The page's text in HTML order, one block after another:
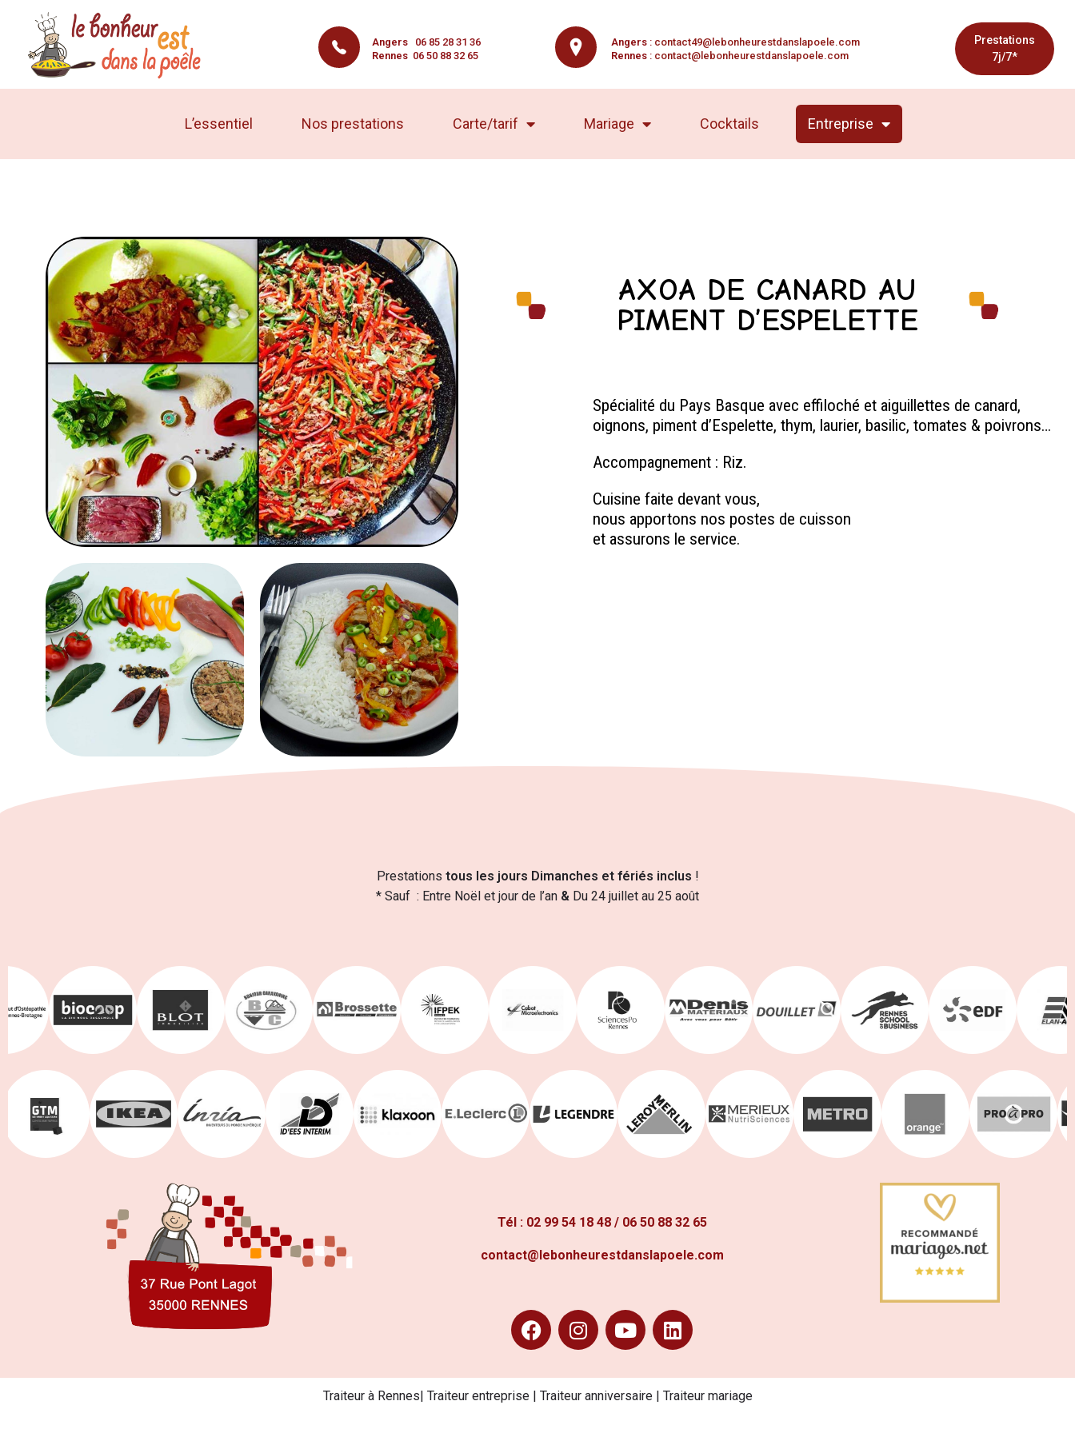
le bonheur est dans la poele
Traiteur à Rennes
Angers 06 85 28 31 36
Rennes 06 50 88 32 65
Angers : contact49@lebonheurestdanslapoele.com
Rennes : contact@lebonheurestdanslapoele.com
Prestations
7j/7*
L’essentiel Nos prestations Carte/tarif Mariage Cocktails Entreprise
AXOA DE CANARD AU
PIMENT D’ESPELETTE
Spécialité du Pays Basque avec effiloché et aiguillettes de canard,
oignons, piment d’Espelette, thym, laurier, basilic, tomates & poivrons…
Accompagnement : Riz.
Cuisine faite devant vous,
nous apportons nos postes de cuisson
et assurons le service.
Prestations tous les jours Dimanches et fériés inclus !
* Sauf : Entre Noël et jour de l’an & Du 24 juillet au 25 août
Tél : 02 99 54 18 48/ 06 50 88 32 65
contact@lebonheurestdanslapoele.com
Traiteur à Rennes| Traiteur entreprise | Traiteur anniversaire | Traiteur mariage